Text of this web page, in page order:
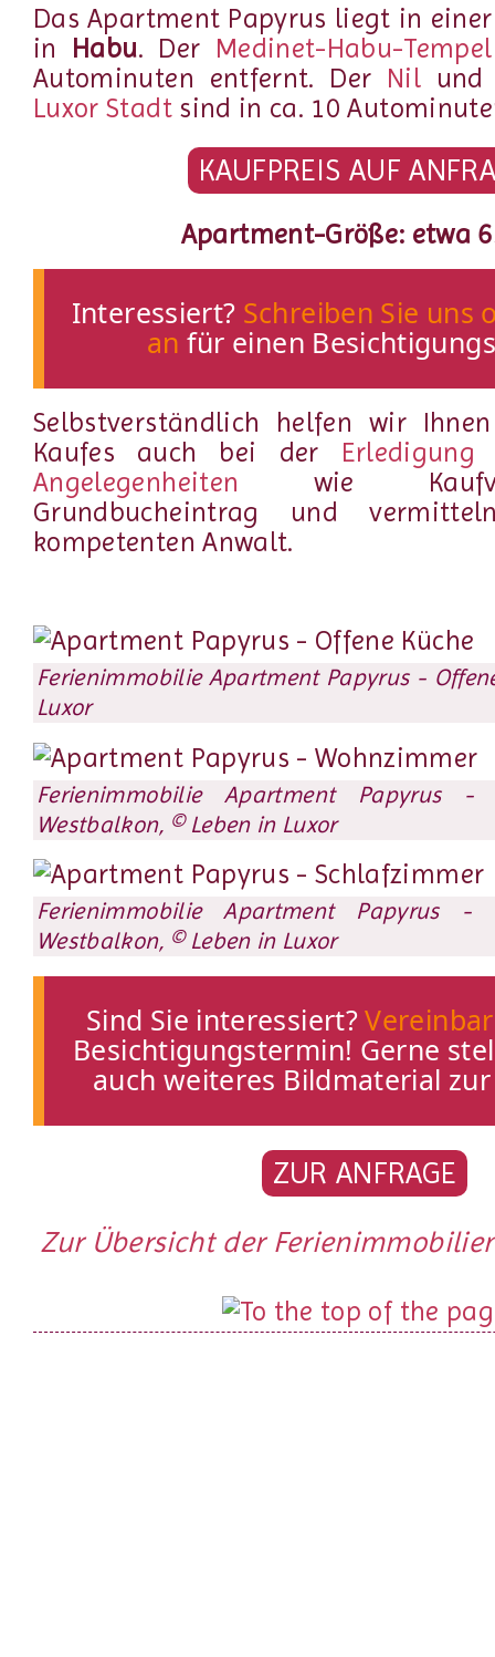
Das Apartment Papyrus liegt in
in Habu. Der Medinet-Habu-Tempel
Autominuten entfernt. Der Nil und
Luxor Stadtsind in ca. 10
KAUFPREIS AUF
Apartment-Größe: etwa
Interessiert? Schreiben Sie uns
an für einen
Selbstverständlich helfen wir
Kaufes auch bei der
Angelegenheiten wie
Grundbucheintrag und
kompetenten Anwalt.
Ferienimmobilie Apartment Papyrus -
Luxor
Ferienimmobilie Apartment Papyrus -
Westbalkon, © Leben in Luxor
Ferienimmobilie Apartment Papyrus -
Westbalkon, © Leben in Luxor
Sind Sie interessiert?
Besichtigungstermin! Gerne
auch weiteres Bildmaterial
ZUR ANFRAGE
Zur Übersicht der